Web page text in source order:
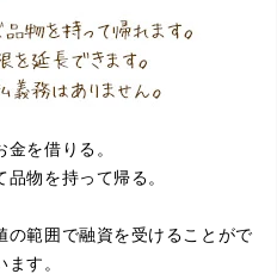
らとても感じが良くて来店
。ありがとうございまし
を借りる。
物を持って帰る。
の範囲で融資を受けることがで
ます。